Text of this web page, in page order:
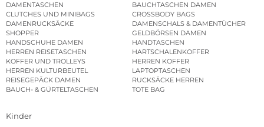
DAMENTASCHEN
BAUCHTASCHEN DAMEN
CLUTCHES UND MINIBAGS
CROSSBODY BAGS
DAMENRUCKSÄCKE
DAMENSCHALS & DAMENTÜCHER
SHOPPER
GELDBÖRSEN DAMEN
HANDSCHUHE DAMEN
HANDTASCHEN
HERREN REISETASCHEN
HARTSCHALENKOFFER
KOFFER UND TROLLEYS
HERREN KOFFER
HERREN KULTURBEUTEL
LAPTOPTASCHEN
REISEGEPÄCK DAMEN
RUCKSÄCKE HERREN
BAUCH- & GÜRTELTASCHEN
TOTE BAG
Kinder